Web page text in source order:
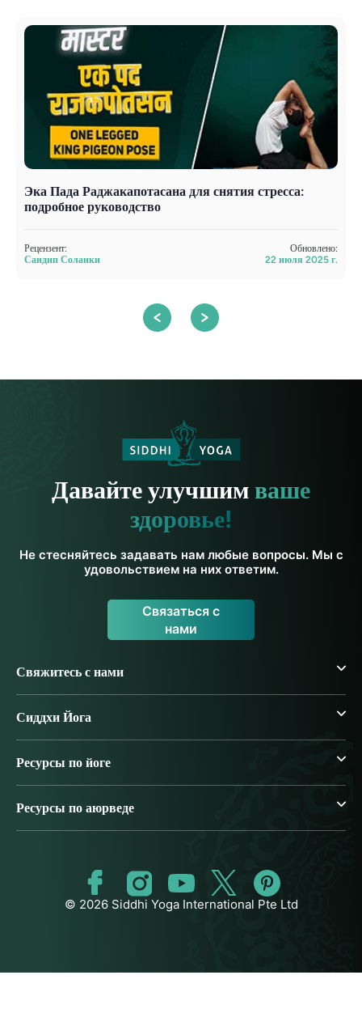
Эка Пада Раджакапотасана для снятия стресса:
подробное руководство
Рецензент:
Сандип Соланки
Обновлено:
22 июля 2025 г.
Давайте улучшимваше
здоровье!
Не стесняйтесь задавать нам любые вопросы. Мы с
удовольствием на них ответим.
Связаться с
нами
Свяжитесь с нами
Сиддхи Йога
Ресурсы по йоге
Ресурсы по аюрведе
© 2026 Siddhi Yoga International Pte Ltd